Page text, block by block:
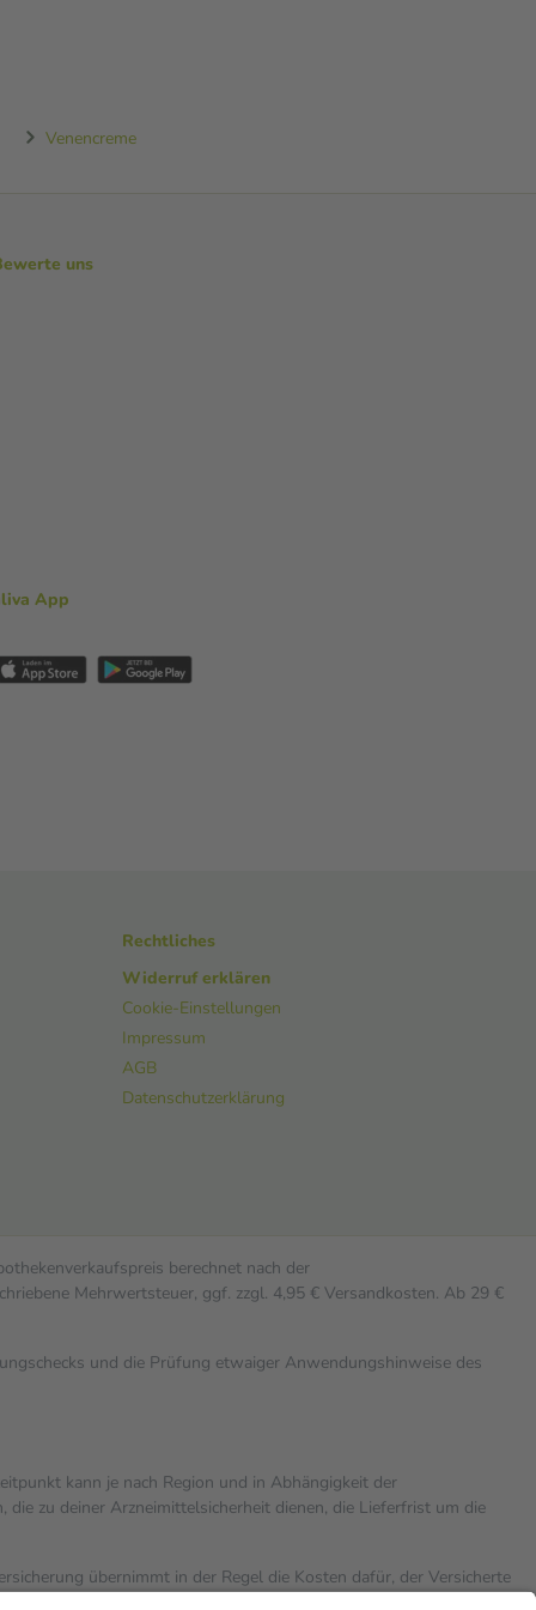
Venencreme
uns
App
Rechtliches
Widerruf erklären
Cookie-Einstellungen
Impressum
AGB
Datenschutzerklärung
berechnet nach der
Mehrwertsteuer, ggf. zzgl. 4,95 € Versandkosten. Ab 29 €
und die Prüfung etwaiger Anwendungshinweise des
kann je nach Region und in Abhängigkeit der
zu deiner Arzneimittelsicherheit dienen, die Lieferfrist um die
übernimmt in der Regel die Kosten dafür, der Versicherte